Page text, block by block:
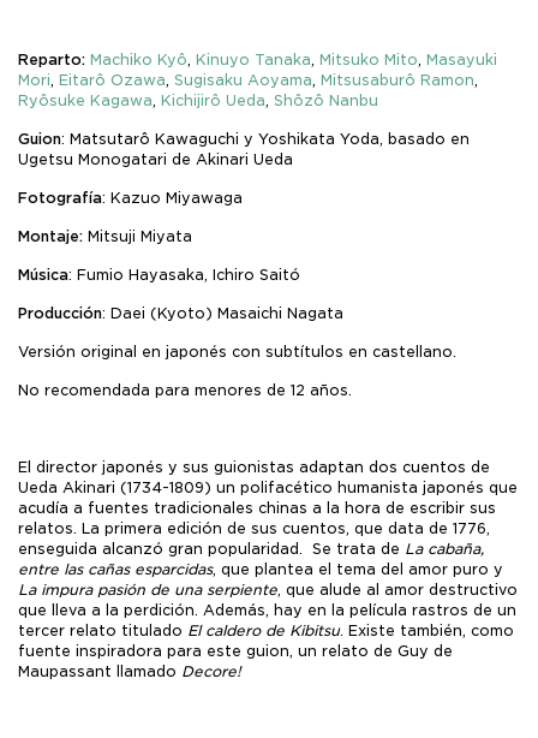
Reparto: Machiko Kyô, Kinuyo Tanaka, Mitsuko Mito, Masayuki
Mori, Eitarô Ozawa, Sugisaku Aoyama, Mitsusaburô Ramon,
Ryôsuke Kagawa, Kichijirô Ueda, Shôzô Nanbu
Guion: Matsutarô Kawaguchi y Yoshikata Yoda, basado en
Ugetsu Monogatari de Akinari Ueda
Fotografía: Kazuo Miyawaga
Montaje: Mitsuji Miyata
Música: Fumio Hayasaka, Ichiro Saitó
Producción: Daei (Kyoto) Masaichi Nagata
Versión original en japonés con subtítulos en castellano.
No recomendada para menores de 12 años.
El director japonés y sus guionistas adaptan dos cuentos de
Ueda Akinari (1734-1809) un polifacético humanista japonés que
acudía a fuentes tradicionales chinas a la hora de escribir sus
relatos. La primera edición de sus cuentos, que data de 1776,
enseguida alcanzó gran popularidad. Se trata de La cabaña,
entre las cañas esparcidas, que plantea el tema del amor puro y
La impura pasión de una serpiente, que alude al amor destructivo
que lleva a la perdición. Además, hay en la película rastros de un
tercer relato titulado El caldero de Kibitsu. Existe también, como
fuente inspiradora para este guion, un relato de Guy de
Maupassant llamado Decore!